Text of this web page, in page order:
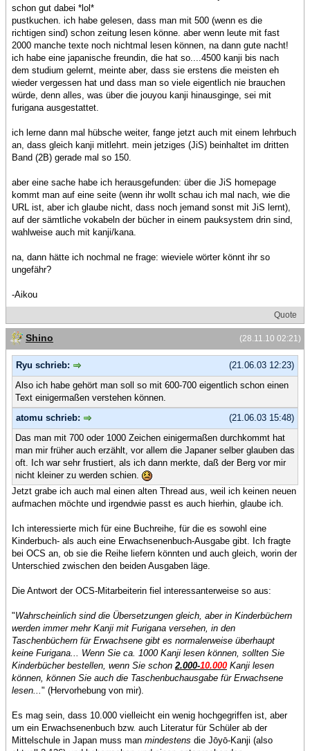
schon gut dabei *lol*
pustkuchen. ich habe gelesen, dass man mit 500 (wenn es die
richtigen sind) schon zeitung lesen könne. aber wenn leute mit fast
2000 manche texte noch nichtmal lesen können, na dann gute nacht!
ich habe eine japanische freundin, die hat so....4500 kanji bis nach
dem studium gelernt, meinte aber, dass sie erstens die meisten eh
wieder vergessen hat und dass man so viele eigentlich nie brauchen
würde, denn alles, was über die jouyou kanji hinausginge, sei mit
furigana ausgestattet.
ich lerne dann mal hübsche weiter, fange jetzt auch mit einem lehrbuch
an, dass gleich kanji mitlehrt. mein jetziges (JiS) beinhaltet im dritten
Band (2B) gerade mal so 150.
aber eine sache habe ich herausgefunden: über die JiS homepage
kommt man auf eine seite (wenn ihr wollt schau ich mal nach, wie die
URL ist, aber ich glaube nicht, dass noch jemand sonst mit JiS lernt),
auf der sämtliche vokabeln der bücher in einem pauksystem drin sind,
wahlweise auch mit kanji/kana.
na, dann hätte ich nochmal ne frage: wieviele wörter könnt ihr so
ungefähr?
-Aikou
Quote
(28.11.10 02:21)
Shino
(21.06.03 12:23)
Ryu schrieb:
Also ich habe gehört man soll so mit 600-700 eigentlich schon einen
Text einigermaßen verstehen können.
(21.06.03 15:48)
atomu schrieb:
Das man mit 700 oder 1000 Zeichen einigermaßen durchkommt hat
man mir früher auch erzählt, vor allem die Japaner selber glauben das
oft. Ich war sehr frustiert, als ich dann merkte, daß der Berg vor mir
nicht kleiner zu werden schien.
Jetzt grabe ich auch mal einen alten Thread aus, weil ich keinen neuen
aufmachen möchte und irgendwie passt es auch hierhin, glaube ich.
Ich interessierte mich für eine Buchreihe, für die es sowohl eine
Kinderbuch- als auch eine Erwachsenenbuch-Ausgabe gibt. Ich fragte
bei OCS an, ob sie die Reihe liefern könnten und auch gleich, worin der
Unterschied zwischen den beiden Ausgaben läge.
Die Antwort der OCS-Mitarbeiterin fiel interessanterweise so aus:
"Wahrscheinlich sind die Übersetzungen gleich, aber in Kinderbüchern
werden immer mehr Kanji mit Furigana versehen, in den
Taschenbüchern für Erwachsene gibt es normalerweise überhaupt
keine Furigana... Wenn Sie ca. 1000 Kanji lesen können, sollten Sie
Kinderbücher bestellen, wenn Sie schon 2.000-10.000 Kanji lesen
können, können Sie auch die Taschenbuchausgabe für Erwachsene
lesen... " (Hervorhebung von mir).
Es mag sein, dass 10.000 vielleicht ein wenig hochgegriffen ist, aber
um ein Erwachsenenbuch bzw. auch Literatur für Schüler ab der
Mittelschule in Japan muss man mindestens die Jōyō-Kanji (also